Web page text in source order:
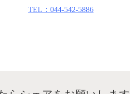
TEL：044-542-5886